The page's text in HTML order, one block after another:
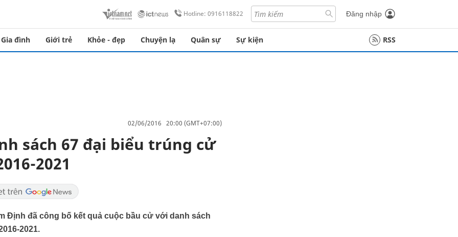
Hotline: 0916118822 Đăng nhập
Gia đình Giới trẻ Khỏe - đẹp Chuyện lạ Quân sự Sự kiện RSS
02/06/2016 20:00 (GMT+07:00)
sách 67 đại biểu trúng cử
2021
Định đã công bố kết quả cuộc bầu cử với danh sách
2021.